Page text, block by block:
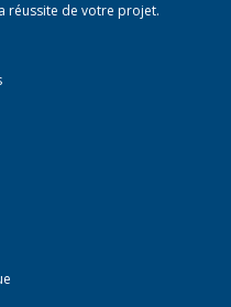
réussite de votre projet.